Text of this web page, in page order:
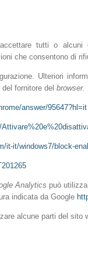
accettare tutti o
che consentono di
Ulteriori
fornitore del browser.
answer/95647?hl=it
it-it/windows7/block-
Analytics può
indicata da Google
alcune parti del sito